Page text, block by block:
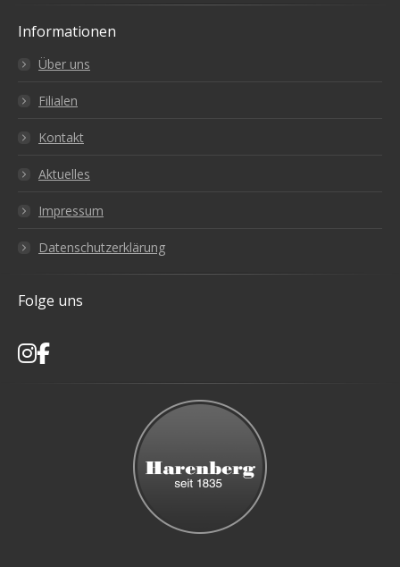
Informationen
Über uns
Filialen
Kontakt
Aktuelles
Impressum
Datenschutzerklärung
Folge uns